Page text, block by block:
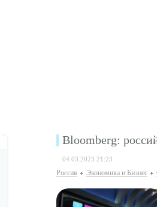
Bloomberg:
04.03.2023 21:23
Россия Экономика и Бизнес